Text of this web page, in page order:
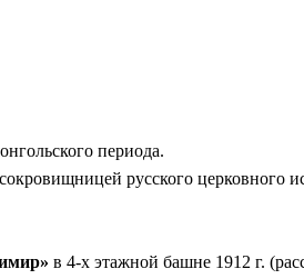
периода.
русского
в 4-х этажной башне 1912 г.